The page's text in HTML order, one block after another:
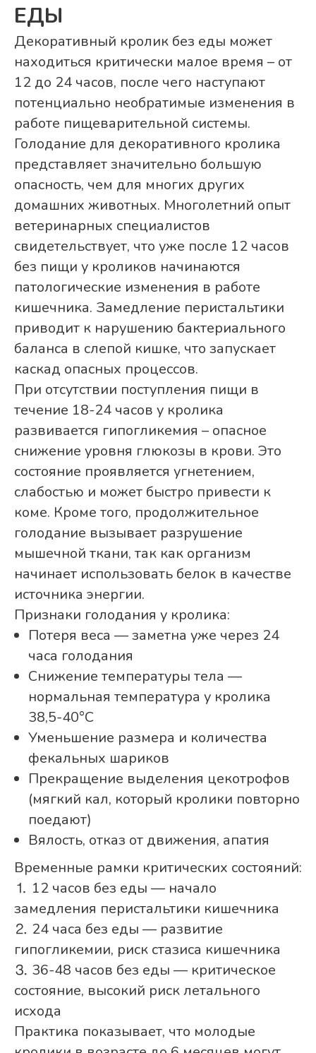
ЕДЫ
Декоративный кролик без еды может
находиться критически малое время – от
12 до 24 часов, после чего наступают
потенциально необратимые изменения в
работе пищеварительной системы.
Голодание для декоративного кролика
представляет значительно большую
опасность, чем для многих других
домашних животных. Многолетний опыт
ветеринарных специалистов
свидетельствует, что уже после 12 часов
без пищи у кроликов начинаются
патологические изменения в работе
кишечника. Замедление перистальтики
приводит к нарушению бактериального
баланса в слепой кишке, что запускает
каскад опасных процессов.
При отсутствии поступления пищи в
течение 18-24 часов у кролика
развивается гипогликемия – опасное
снижение уровня глюкозы в крови. Это
состояние проявляется угнетением,
слабостью и может быстро привести к
коме. Кроме того, продолжительное
голодание вызывает разрушение
мышечной ткани, так как организм
начинает использовать белок в качестве
источника энергии.
Признаки голодания у кролика:
Потеря веса — заметна уже через 24
часа голодания
Снижение температуры тела —
нормальная температура у кролика
38,5-40°C
Уменьшение размера и количества
фекальных шариков
Прекращение выделения цекотрофов
(мягкий кал, который кролики повторно
поедают)
Вялость, отказ от движения, апатия
Временные рамки критических состояний:
⒈ 12 часов без еды — начало
замедления перистальтики кишечника
⒉ 24 часа без еды — развитие
гипогликемии, риск стазиса кишечника
⒊ 36-48 часов без еды — критическое
состояние, высокий риск летального
исхода
Практика показывает, что молодые